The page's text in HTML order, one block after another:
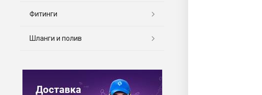
Фитинги
Шланги и полив